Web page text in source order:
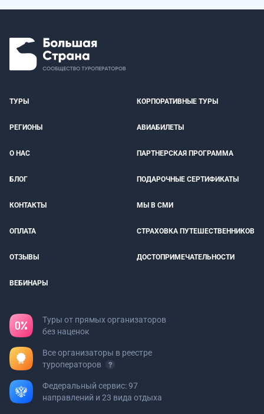
ТУРЫ КОРПОРАТИВНЫЕ ТУРЫ
РЕГИОНЫ АВИАБИЛЕТЫ
О НАС ПАРТНЕРСКАЯ ПРОГРАММА
БЛОГ ПОДАРОЧНЫЕ СЕРТИФИКАТЫ
КОНТАКТЫ МЫ В СМИ
ОПЛАТА СТРАХОВКА ПУТЕШЕСТВЕННИКОВ
ОТЗЫВЫ ДОСТОПРИМЕЧАТЕЛЬНОСТИ
ВЕБИНАРЫ
Туры от прямых организаторов
без наценок
Все организаторы в реестре
туроператоров
Федеральный сервис: 97
направлений и 23 вида отдыха